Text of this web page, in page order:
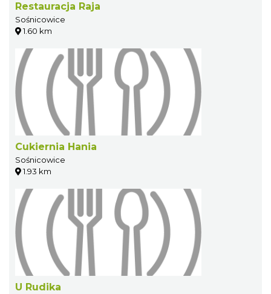
Restauracja Raja
Sośnicowice
1.60 km
Cukiernia Hania
Sośnicowice
1.93 km
U Rudika